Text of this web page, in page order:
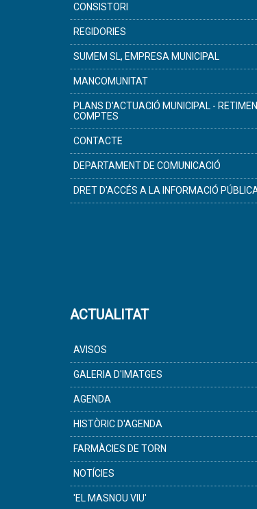
CONSISTORI
REGIDORIES
SUMEM SL, EMPRESA MUNICIPAL
MANCOMUNITAT
PLANS D'ACTUACIÓ MUNICIPAL -
COMPTES
CONTACTE
DEPARTAMENT DE COMUNICACIÓ
DRET D'ACCÉS A LA INFORMACIÓ
ACTUALITAT
AVISOS
GALERIA D'IMATGES
AGENDA
HISTÒRIC D'AGENDA
FARMÀCIES DE TORN
NOTÍCIES
'EL MASNOU VIU'